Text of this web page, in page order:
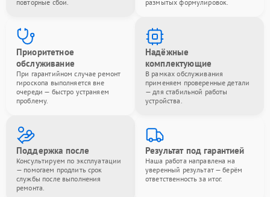
повторные сбои. размытых формулировок.
Приоритетное
обслуживание
При гарантийном случае ремонт
гироскопа выполняется вне
очереди — быстро устраняем
проблему.
Надёжные
комплектующие
В рамках обслуживания
применяем проверенные детали
— для стабильной работы
устройства.
Поддержка после
Консультируем по эксплуатации
— помогаем продлить срок
службы после выполнения
ремонта.
Результат под гарантией
Наша работа направлена на
уверенный результат — берём
ответственность за итог.